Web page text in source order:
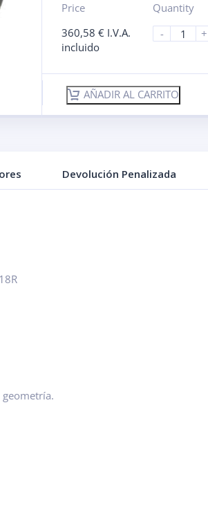
Price
360,58€ I.V.A.
incluido
Quantity
-
+
AÑADIR AL CARRITO
Devolución Penalizada